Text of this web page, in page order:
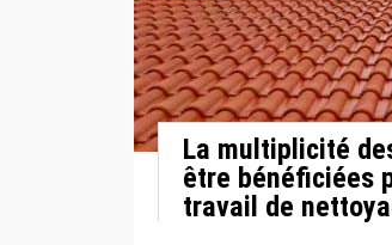
La multiplicité
être bénéficiées
travail de